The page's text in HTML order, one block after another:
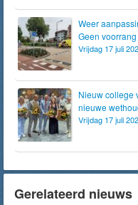
Weer
Geen
Vrijdag 17 juli
Nieuw college
nieuwe
Vrijdag 17 juli
Gerelateerd nieuws